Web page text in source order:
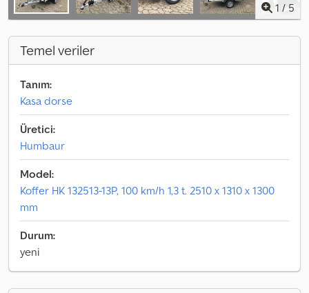
1 / 5
Temel veriler
Tanım:
Kasa dorse
Üretici:
Humbaur
Model:
Koffer HK 132513-13P, 100 km/h 1,3 t. 2510 x 1310 x 1300
mm
Durum:
yeni